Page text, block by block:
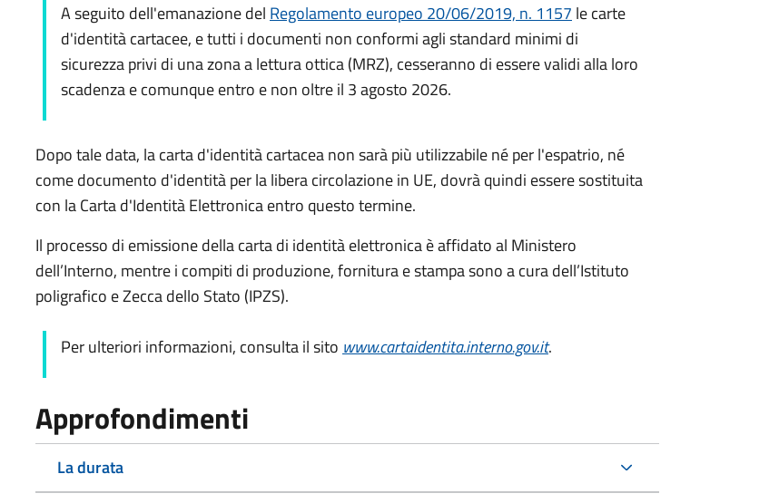
A seguito dell'emanazione del Regolamento europeo 20/06/2019, n. 1157 le carte
d'identità cartacee, e tutti i documenti non conformi agli standard minimi di
sicurezza privi di una zona a lettura ottica (MRZ), cesseranno di essere validi alla loro
scadenza e comunque entro e non oltre il 3 agosto 2026.
Dopo tale data, la carta d'identità cartacea non sarà più utilizzabile né per l'espatrio, né
come documento d'identità per la libera circolazione in UE, dovrà quindi essere sostituita
con la Carta d'Identità Elettronica entro questo termine.
Il processo di emissione della carta di identità elettronica è affidato al Ministero
dell’Interno, mentre i compiti di produzione, fornitura e stampa sono a cura dell’Istituto
poligrafico e Zecca dello Stato (IPZS).
Per ulteriori informazioni, consulta il sito www.cartaidentita.interno.gov.it.
Approfondimenti
La durata